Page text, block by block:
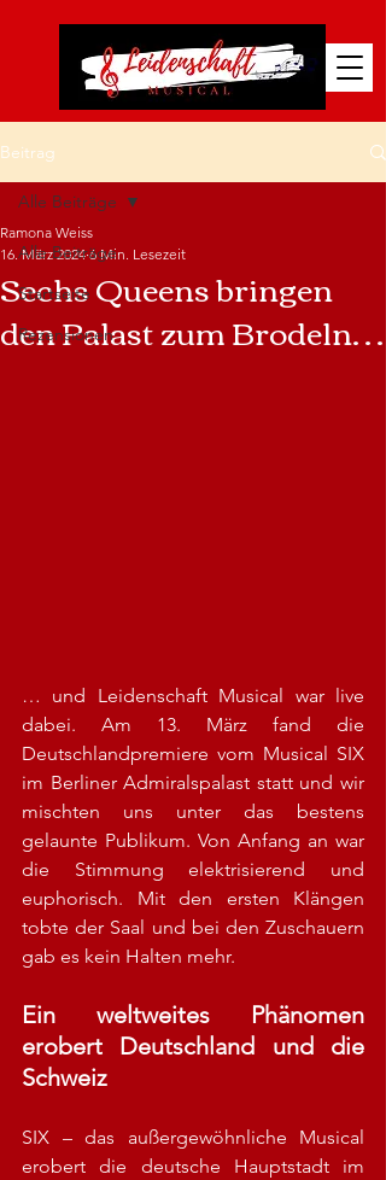
Beitrag
Alle Beiträge
Startseite
Rezensionen
Alle Beiträge
Sechs Queens bringen
den Palast zum Brodeln…
Ramona Weiss
16. März 2024 6 Min. Lesezeit
… und Leidenschaft Musical war live
dabei. Am 13. März fand die
Deutschlandpremiere vom Musical SIX
im Berliner Admiralspalast statt und wir
mischten uns unter das bestens
gelaunte Publikum. Von Anfang an war
die Stimmung elektrisierend und
euphorisch. Mit den ersten Klängen
tobte der Saal und bei den Zuschauern
gab es kein Halten mehr.
Ein weltweites Phänomen
erobert Deutschland und die
Schweiz
SIX – das außergewöhnliche Musical
erobert die deutsche Hauptstadt im